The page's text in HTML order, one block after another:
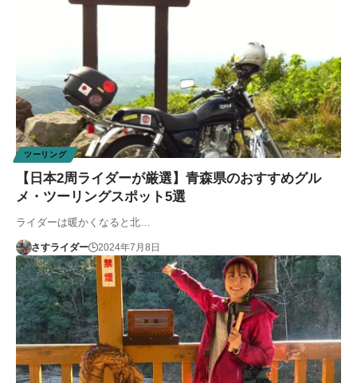
ツーリング
【日本2周ライダーが厳選】青森県のおすすめグル
メ・ツーリングスポット5選
ライダーは暖かくなると北…
さすライダー 2024年7月8日